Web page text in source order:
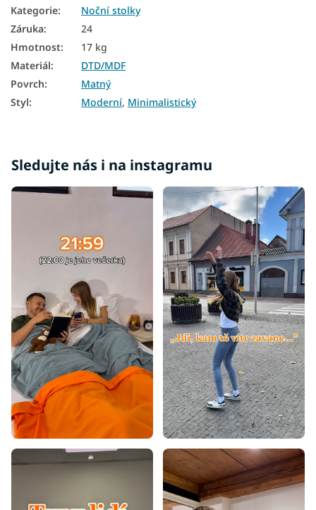
Kategorie:
Noční stolky
Záruka:
24
Hmotnost:
17 kg
Materiál:
DTD/MDF
Povrch:
Matný
Styl: Moderní, Minimalistický
Sledujte nás i na instagramu